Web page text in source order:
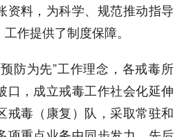
资料，为科学、规范推动指导
作提供了制度保障。
防为先”工作理念，各戒毒所
口，成立戒毒工作社会化延伸
戒毒（康复）队，采取常驻和